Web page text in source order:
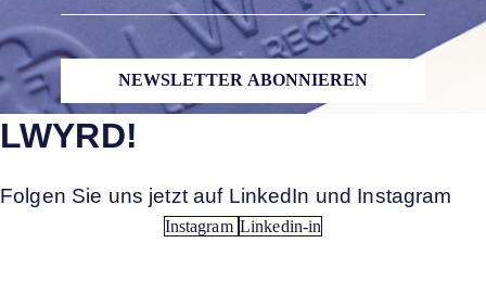
NEWSLETTER ABONNIEREN
LWYRD!
Folgen Sie uns jetzt auf LinkedIn und Instagram
Instagram Linkedin-in